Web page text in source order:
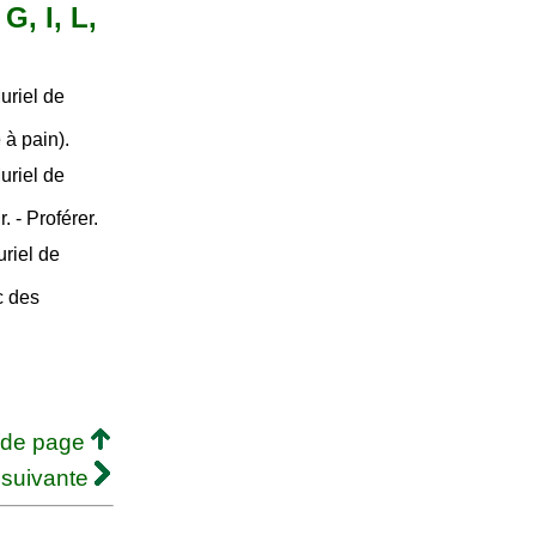
I, L,
de
à pain).
de
- Proférer.
de
des
page